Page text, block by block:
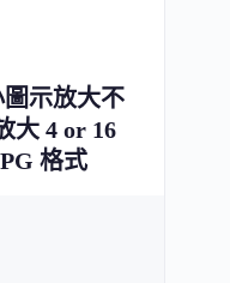
示放大不
大 4 or 16
格式